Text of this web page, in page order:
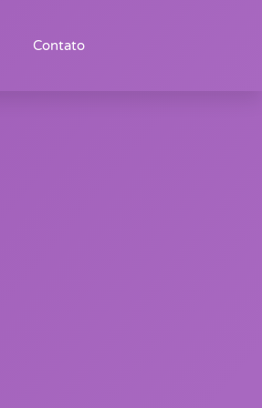
Contato